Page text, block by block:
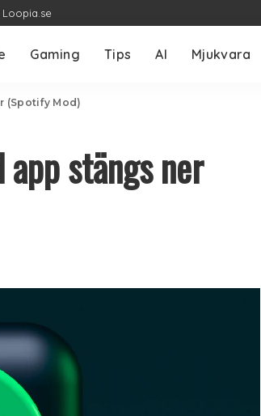
Gaming Tips AI Mjukvara
(Spotify Mod)
stängs ner